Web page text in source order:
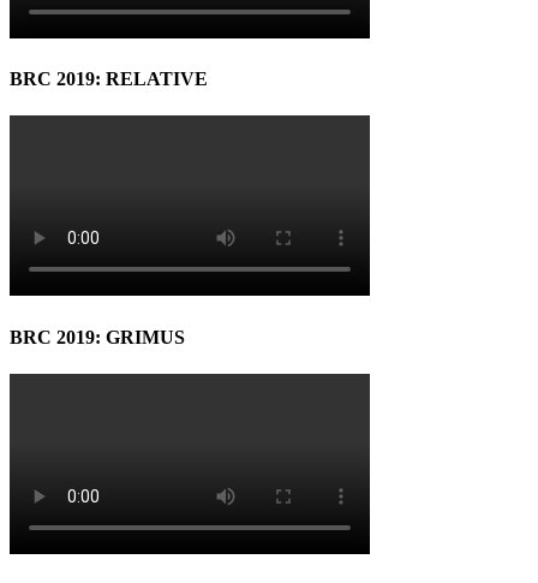
BRC 2019: RELATIVE
BRC 2019: GRIMUS